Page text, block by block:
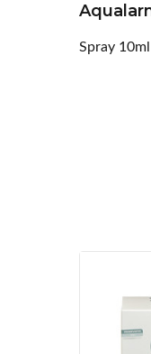
Spray 10ml